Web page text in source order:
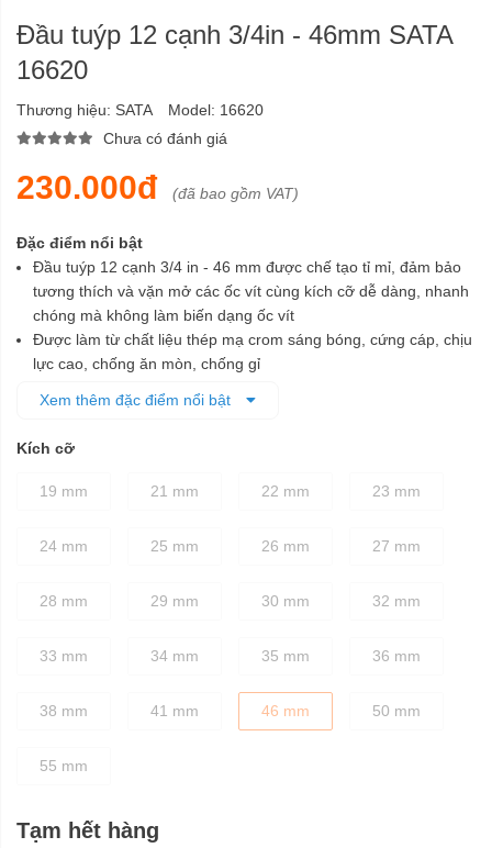
Đầu tuýp 12 cạnh 3/4in - 46mm SATA
16620
Thương hiệu: SATA Model: 16620
Chưa có đánh giá
230.000đ (đã bao gồm VAT)
Đặc điểm nổi bật
Đầu tuýp 12 cạnh 3/4 in - 46 mm được chế tạo tỉ mỉ, đảm bảo
tương thích và vặn mở các ốc vít cùng kích cỡ dễ dàng, nhanh
chóng mà không làm biến dạng ốc vít
Được làm từ chất liệu thép mạ crom sáng bóng, cứng cáp, chịu
lực cao, chống ăn mòn, chống gỉ
cung cấp mô-men xoắn lớn hơn 15% -20%, giúp làm nhanh
độ bền và độ cứng chắc
Xem thêm đặc điểm nổi bật
Kích cỡ
19 mm 21 mm 22 mm 23 mm
24 mm 25 mm 26 mm 27 mm
28 mm 29 mm 30 mm 32 mm
33 mm 34 mm 35 mm 36 mm
38 mm 41 mm 46 mm 50 mm
55 mm
Tạm hết hàng